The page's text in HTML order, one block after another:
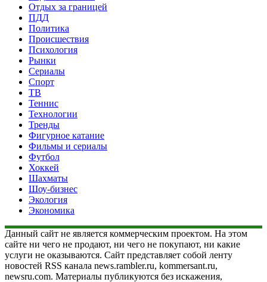
Отдых за границей
ПДД
Политика
Происшествия
Психология
Рынки
Сериалы
Спорт
ТВ
Теннис
Технологии
Тренды
Фигурное катание
Фильмы и сериалы
Футбол
Хоккей
Шахматы
Шоу-бизнес
Экология
Экономика
Данный сайт не является коммерческим проектом. На этом
сайте ни чего не продают, ни чего не покупают, ни какие
услуги не оказываются. Сайт представляет собой ленту
новостей RSS канала news.rambler.ru, kommersant.ru,
newsru.com. Материалы публикуются без искажения,